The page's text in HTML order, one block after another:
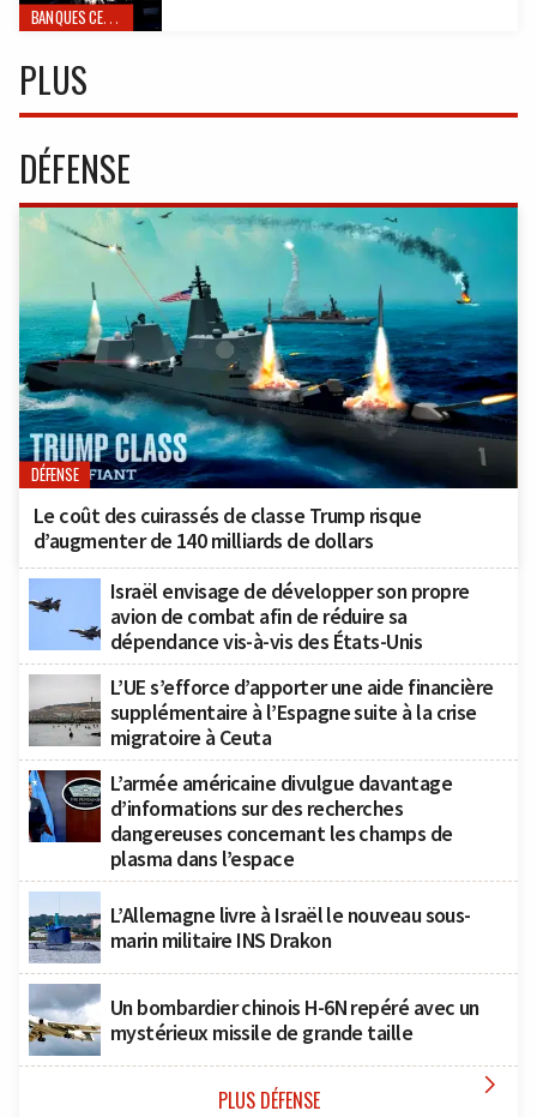
BANQUES CENTRALES
PLUS
DÉFENSE
DÉFENSE
Le coût des cuirassés de classe Trump risque
d’augmenter de 140 milliards de dollars
Israël envisage de développer son propre
avion de combat afin de réduire sa
dépendance vis-à-vis des États-Unis
L’UE s’efforce d’apporter une aide financière
supplémentaire à l’Espagne suite à la crise
migratoire à Ceuta
L’armée américaine divulgue davantage
d’informations sur des recherches
dangereuses concernant les champs de
plasma dans l’espace
L’Allemagne livre à Israël le nouveau sous-
marin militaire INS Drakon
Un bombardier chinois H-6N repéré avec un
mystérieux missile de grande taille
PLUS DÉFENSE 